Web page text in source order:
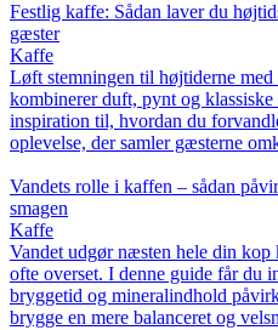
Festlig kaffe: Sådan laver du
gæster
Kaffe
Løft stemningen til højtiderne
kombinerer duft, pynt og
inspiration til, hvordan du
oplevelse, der samler gæsterne
Vandets rolle i kaffen – sådan
smagen
Kaffe
Vandet udgør næsten hele din
ofte overset. I denne guide får du
bryggetid og mineralindhold
brygge en mere balanceret og